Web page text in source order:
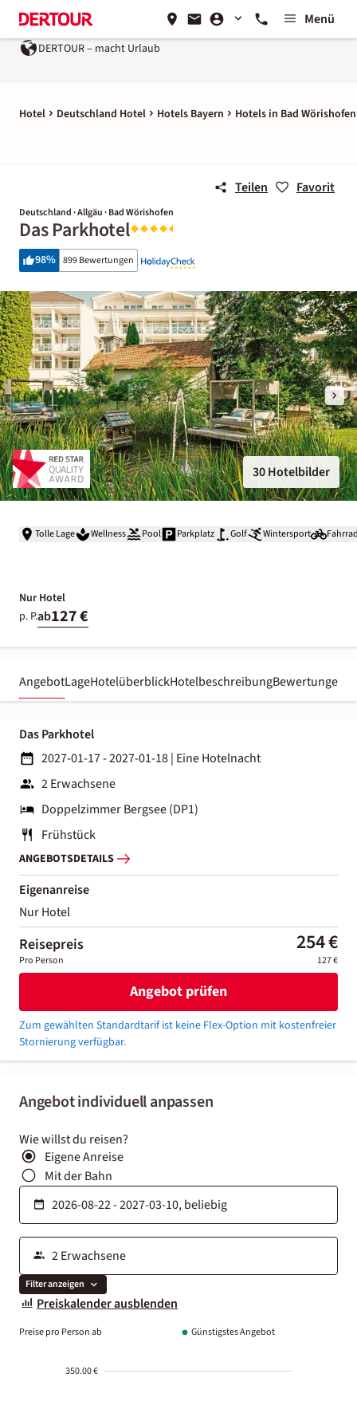
Menü
DERTOUR – macht Urlaub
Hotel Deutschland Hotel Hotels Bayern Hotels in Bad Wörishofen
Teilen Favorit
Deutschland · Allgäu · Bad Wörishofen
Das Parkhotel
98% 899 Bewertungen
30 Hotelbilder
Tolle Lage Wellness Pool Parkplatz Golf Wintersport
Nur Hotel
p. P.ab127 €
AngebotLageHotelüberblickHotelbeschreibungBewertungen
Angebot individuell anpassen
Wie willst du reisen?
Eigene Anreise
Mit der Bahn
Filter anzeigen
Preiskalender ausblenden
Preise pro Person ab Günstigstes Angebot
350.00 €
Das Parkhotel
2027-01-17 - 2027-01-18| Eine Hotelnacht
2 Erwachsene
Doppelzimmer Bergsee (DP1)
Frühstück
ANGEBOTSDETAILS
Eigenanreise
Nur Hotel
Reisepreis 254 €
Pro Person 127 €
Angebot prüfen
Zum gewählten Standardtarif ist keine Flex-Option mit kostenfreier
Stornierung verfügbar.